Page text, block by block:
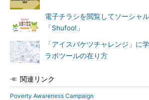
電子チラシを閲覧してソーシャ
「Shufoo!」
「アイスバケツチャレンジ」に
ラボツールの在り方
関連リンク
Poverty Awareness Campaign